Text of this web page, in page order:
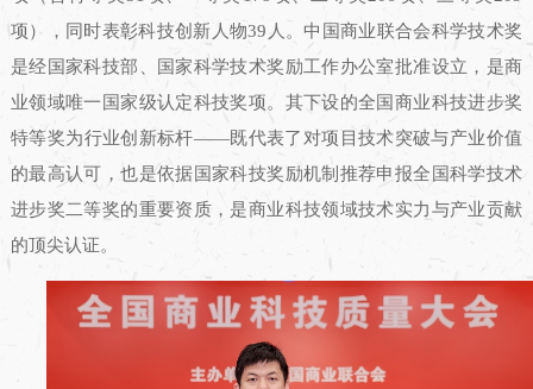
项），同时表彰科技创新人物39人。中国商业联合会科学技术奖
是经国家科技部、国家科学技术奖励工作办公室批准设立，是商
业领域唯一国家级认定科技奖项。其下设的全国商业科技进步奖
特等奖为行业创新标杆——既代表了对项目技术突破与产业价值
的最高认可，也是依据国家科技奖励机制推荐申报全国科学技术
进步奖二等奖的重要资质，是商业科技领域技术实力与产业贡献
的顶尖认证。